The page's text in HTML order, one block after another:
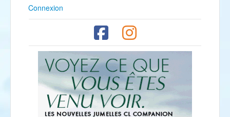
Connexion